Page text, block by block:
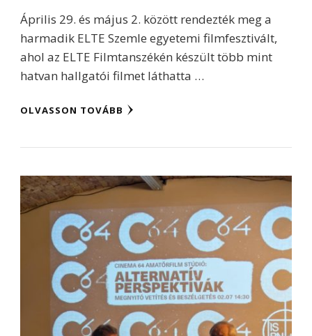
Április 29. és május 2. között rendezték meg a
harmadik ELTE Szemle egyetemi filmfesztivált,
ahol az ELTE Filmtanszékén készült több mint
hatvan hallgatói filmet láthatta …
OLVASSON TOVÁBB